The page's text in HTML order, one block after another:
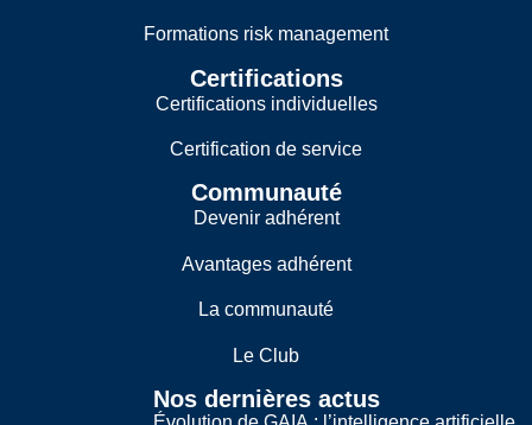
Formations risk management
Certifications
Certifications individuelles
Certification de service
Communauté
Devenir adhérent
Avantages adhérent
La communauté
Le Club
Nos dernières actus